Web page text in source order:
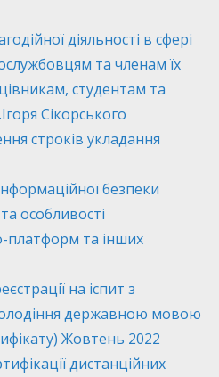
діяльності в сфері
та членам їх
студентам та
Сікорського
строків укладання
безпеки
особливості
платформ та інших
на іспит з
державною мовою
Жовтень 2022
дистанційних